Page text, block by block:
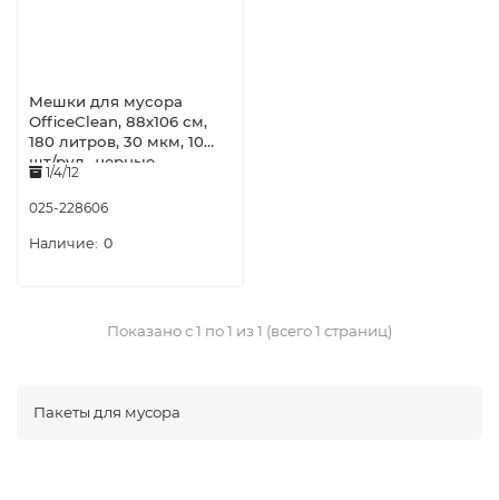
Мешки для мусора
OfficeClean, 88х106 см,
180 литров, 30 мкм, 10
шт/рул., черные
1/4/12
025-228606
0
Показано с 1 по 1 из 1 (всего 1 страниц)
Пакеты для мусора